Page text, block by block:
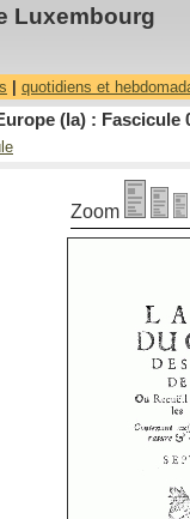
Luxembourg
quotidiens et
(la) : Fascicule
Zoom